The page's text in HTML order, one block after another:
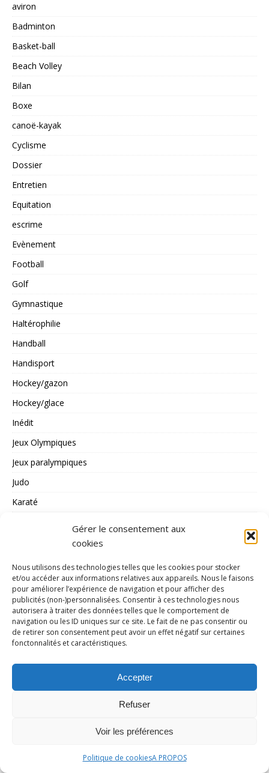
Gérer le consentement aux
cookies
Nous utilisons des technologies telles que les cookies pour stocker
et/ou accéder aux informations relatives aux appareils. Nous le faisons
pour améliorer l’expérience de navigation et pour afficher des
publicités (non-)personnalisées. Consentir à ces technologies nous
autorisera à traiter des données telles que le comportement de
navigation ou les ID uniques sur ce site. Le fait de ne pas consentir ou
de retirer son consentement peut avoir un effet négatif sur certaines
fonctonnalités et caractéristiques.
Accepter
Refuser
Voir les préférences
Politique de cookiesA PROPOS
aviron
Badminton
Basket-ball
Beach Volley
Bilan
Boxe
canoë-kayak
Cyclisme
Dossier
Entretien
Equitation
escrime
Evènement
Football
Golf
Gymnastique
Haltérophilie
Handball
Handisport
Hockey/gazon
Hockey/glace
Inédit
Jeux Olympiques
Jeux paralympiques
Judo
Karaté
Ligue 2
LOSC
Lutte
Moto